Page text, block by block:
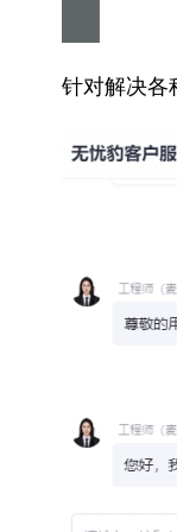
针对解决各